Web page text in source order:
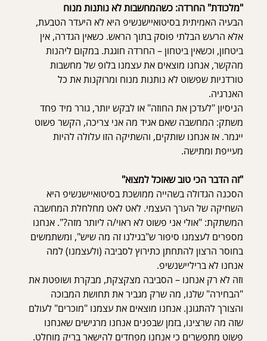
"מלכודת" החרדה: כשהמחשבות לא נותנות מנוח
הבעיה האמיתית בסיטואיישנשיפ היא לא היעדר הטבעת,
אלא הרעש הבלתי פוסק בתוך הראש. כשאין הגדרה, אין
ביטחון, וכשאין ביטחון – החרדה חוגגת. במקום ליהנות
מהקשר, אנחנו מוצאים את עצמנו בלופ של מחשבות
טורדניות שפשוט לא נותנות מנוח ומרוקנות את כל
האנרגיה.
הניסיון "לעדכן את החוזה" או לבקש יותר, גורר מיד פחד
משתק: המחשבה שאם אגיד מה אני צריכה, הקשר פשוט
ייגמר. אז אנחנו שותקים, והשתיקה הזו עלולה להיות
מעייפת ומתישה.
"זה הדבר הכי טוב שאוכל למצוא"
הסכנה הגדולה בשהייה ממושכת בסיטואיישנשיפ היא
השחיקה של הערך העצמי. לאט לאט מחלחלת המחשבה
המשתקת: "אולי אני פשוט לא ראוי/ה ליותר מזה?". אנחנו
מספרים לעצמנו סיפור ש"בגילנו זה מה שיש", ומשתמשים
בחוסר הרצון להתחתן כתירוץ לסביבה (ולעצמנו) למה
אנחנו לא בריליישנשיפ.
וזה לא רק אנחנו – הסביבה מצקצקת, מבקרת ושופטת את
"הבחירה" שלנו, מה שרק מגביר את תחושת המבוכה
והצורך להתגונן. אנחנו מוצאים את עצמנו "מוכרים" לעולם
שזה מה שרצינו, בזמן שבפנים אנחנו מרגישים שאנחנו
פשוט מתפשרים כי אנחנו מפחדים להישאר בריק מוחלט.